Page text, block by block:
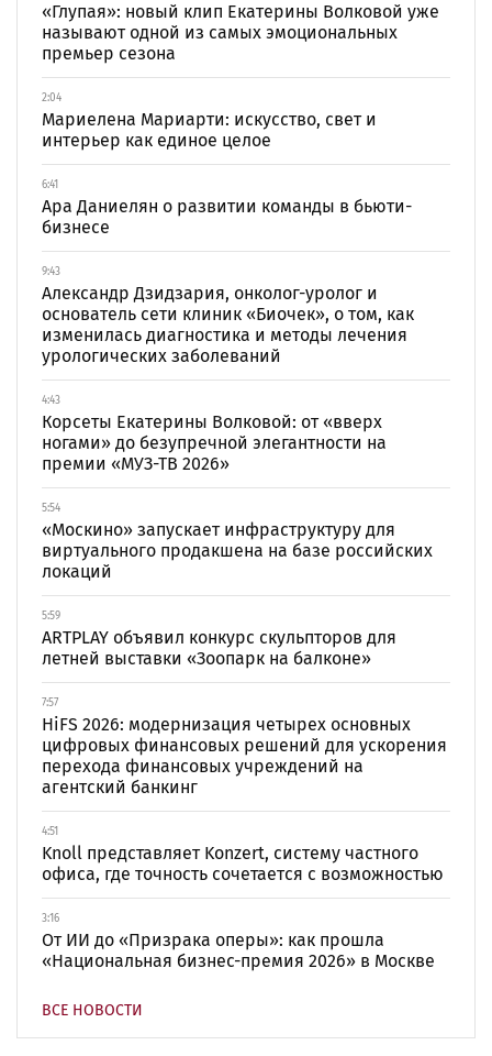
«Глупая»: новый клип Екатерины Волковой уже
называют одной из самых эмоциональных
премьер сезона
2:04
Мариелена Мариарти: искусство, свет и
интерьер как единое целое
6:41
Ара Даниелян о развитии команды в бьюти-
бизнесе
9:43
Александр Дзидзария, онколог-уролог и
основатель сети клиник «Биочек», о том, как
изменилась диагностика и методы лечения
урологических заболеваний
4:43
Корсеты Екатерины Волковой: от «вверх
ногами» до безупречной элегантности на
премии «МУЗ-ТВ 2026»
5:54
«Москино» запускает инфраструктуру для
виртуального продакшена на базе российских
локаций
5:59
ARTPLAY объявил конкурс скульпторов для
летней выставки «Зоопарк на балконе»
7:57
HiFS 2026: модернизация четырех основных
цифровых финансовых решений для ускорения
перехода финансовых учреждений на
агентский банкинг
4:51
Knoll представляет Konzert, систему частного
офиса, где точность сочетается с возможностью
3:16
От ИИ до «Призрака оперы»: как прошла
«Национальная бизнес-премия 2026» в Москве
ВСЕ НОВОСТИ